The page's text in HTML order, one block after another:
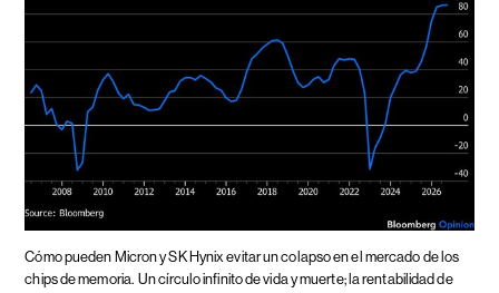
Cómo pueden Micron y SK Hynix evitar un colapso en el mercado de los
chips de memoria. Un círculo infinito de vida y muerte; la rentabilidad de